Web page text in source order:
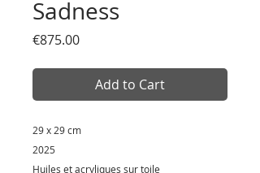
Sadness
€875.00Price
Add to Cart
29 x 29 cm
2025
Huiles et acryliques sur toile